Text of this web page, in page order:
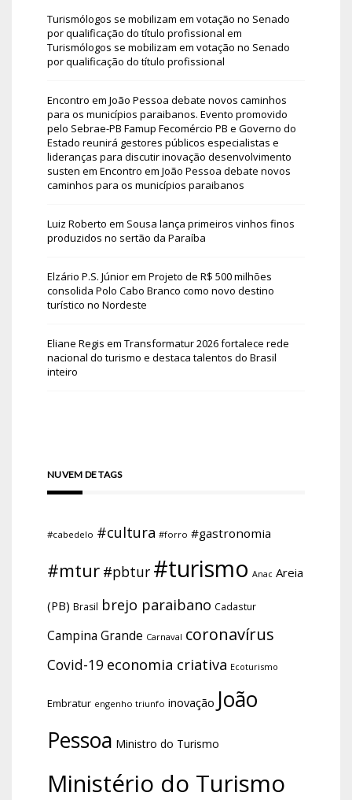
Turismólogos se mobilizam em votação no Senado
por qualificação do título profissional em
Turismólogos se mobilizam em votação no Senado
por qualificação do título profissional
Encontro em João Pessoa debate novos caminhos
para os municípios paraibanos. Evento promovido
pelo Sebrae-PB Famup Fecomércio PB e Governo do
Estado reunirá gestores públicos especialistas e
lideranças para discutir inovação desenvolvimento
susten em Encontro em João Pessoa debate novos
caminhos para os municípios paraibanos
Luiz Roberto em Sousa lança primeiros vinhos finos
produzidos no sertão da Paraíba
Elzário P.S. Júniorem Projeto de R$ 500 milhões
consolida Polo Cabo Branco como novo destino
turístico no Nordeste
Eliane Regis em Transformatur 2026 fortalece rede
nacional do turismo e destaca talentos do Brasil
inteiro
NUVEM DE TAGS
#cabedelo #cultura #forro #gastronomia
#mtur #pbtur #turismo Anac Areia
(PB) Brasil brejo paraibano Cadastur
Campina Grande Carnaval coronavírus
Covid-19 economia criativa Ecoturismo
Embratur engenho triunfo inovação João
Pessoa Ministro do Turismo
Ministério do Turismo